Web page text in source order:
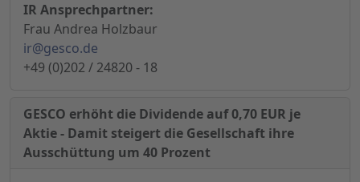
IR Ansprechpartner:
Frau Andrea Holzbaur
ir@gesco.de
+49 (0)202 / 24820 - 18
GESCO erhöht die Dividende auf 0,70 EUR je
Aktie - Damit steigert die Gesellschaft ihre
Ausschüttung um 40 Prozent